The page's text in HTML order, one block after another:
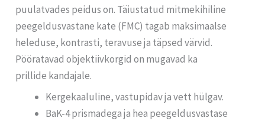
puulatvades peidus on. Täiustatud mitmekihiline
peegeldusvastane kate (FMC) tagab maksimaalse
heleduse, kontrasti, teravuse ja täpsed värvid.
Pööratavad objektiivkorgid on mugavad ka
prillide kandajale.
Kergekaaluline, vastupidav ja vett hülgav.
BaK-4 prismadega ja hea peegeldusvastase